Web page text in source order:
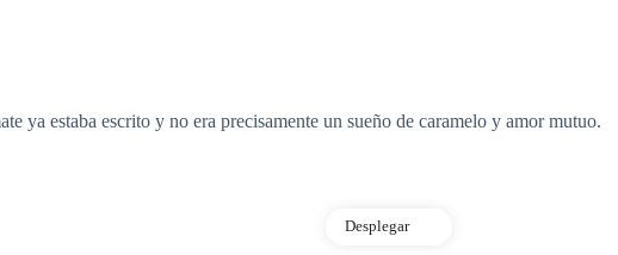
ya estaba escrito y no era precisamente un sueño de caramelo y amor mutuo.
Desplegar